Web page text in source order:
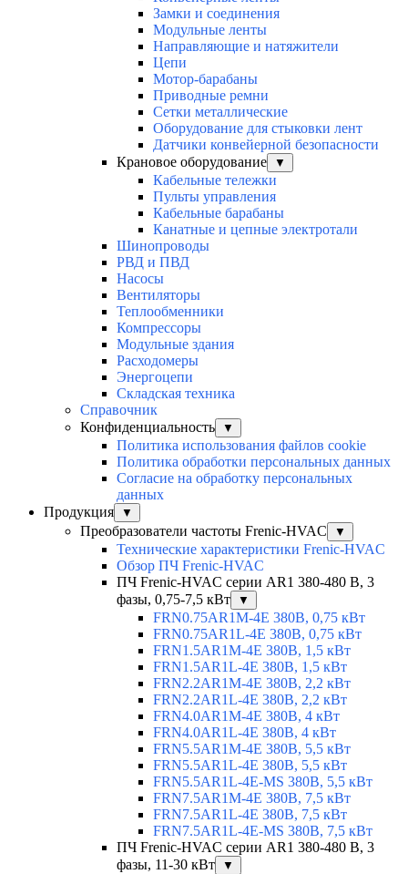
Замки и соединения
Модульные ленты
Направляющие и натяжители
Цепи
Мотор-барабаны
Приводные ремни
Сетки металлические
Оборудование для стыковки лент
Датчики конвейерной безопасности
Крановое оборудование
▼
Кабельные тележки
Пульты управления
Кабельные барабаны
Канатные и цепные электротали
Шинопроводы
РВД и ПВД
Насосы
Вентиляторы
Теплообменники
Компрессоры
Модульные здания
Расходомеры
Энергоцепи
Складская техника
Справочник
Конфиденциальность
▼
Политика использования файлов cookie
Политика обработки персональных данных
Согласие на обработку персональных
данных
Продукция
▼
Преобразователи частоты Frenic-HVAC ▼
Технические характеристики Frenic-HVAC
Обзор ПЧ Frenic-HVAC
ПЧ Frenic-HVAC серии AR1 380-480 В, 3
фазы, 0,75-7,5 кВт
▼
FRN0.75AR1M-4E 380В, 0,75 кВт
FRN0.75AR1L-4E 380В, 0,75 кВт
FRN1.5AR1M-4E 380В, 1,5 кВт
FRN1.5AR1L-4E 380В, 1,5 кВт
FRN2.2AR1M-4E 380В, 2,2 кВт
FRN2.2AR1L-4E 380В, 2,2 кВт
FRN4.0AR1M-4E 380В, 4 кВт
FRN4.0AR1L-4E 380В, 4 кВт
FRN5.5AR1M-4E 380В, 5,5 кВт
FRN5.5AR1L-4E 380В, 5,5 кВт
FRN5.5AR1L-4E-MS 380В, 5,5 кВт
FRN7.5AR1M-4E 380В, 7,5 кВт
FRN7.5AR1L-4E 380В, 7,5 кВт
FRN7.5AR1L-4E-MS 380В, 7,5 кВт
ПЧ Frenic-HVAC серии AR1 380-480 В, 3
фазы, 11-30 кВт
▼